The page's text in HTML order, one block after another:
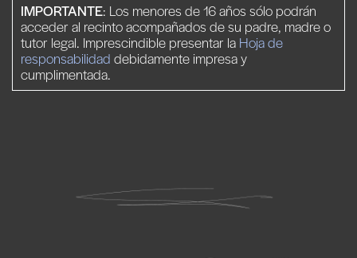
IMPORTANTE: Los menores de 16 años sólo podrán
acceder al recinto acompañados de su padre, madre o
tutor legal. Imprescindible presentar la Hoja de
responsabilidad debidamente impresa y
cumplimentada.